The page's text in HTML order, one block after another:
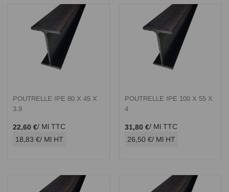
POUTRELLE IPE 80 X 45 X
3.9
22,60 €/ Ml TTC
18,83 €/ Ml HT
POUTRELLE IPE 100 X 55 X
4
31,80 €/ Ml TTC
26,50 €/ Ml HT